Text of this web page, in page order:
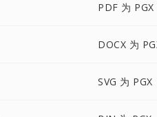
PDF 为 PGX
DOCX 为
SVG 为 PGX